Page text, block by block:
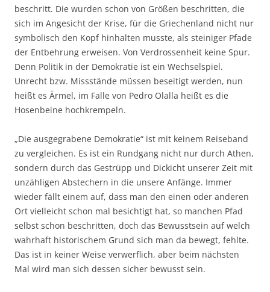
beschritt. Die wurden schon von Größen beschritten, die
sich im Angesicht der Krise, für die Griechenland nicht nur
symbolisch den Kopf hinhalten musste, als steiniger Pfade
der Entbehrung erweisen. Von Verdrossenheit keine Spur.
Denn Politik in der Demokratie ist ein Wechselspiel.
Unrecht bzw. Missstände müssen beseitigt werden, nun
heißt es Ärmel, im Falle von Pedro Olalla heißt es die
Hosenbeine hochkrempeln.
„Die ausgegrabene Demokratie“ ist mit keinem Reiseband
zu vergleichen. Es ist ein Rundgang nicht nur durch Athen,
sondern durch das Gestrüpp und Dickicht unserer Zeit mit
unzähligen Abstechern in die unsere Anfänge. Immer
wieder fällt einem auf, dass man den einen oder anderen
Ort vielleicht schon mal besichtigt hat, so manchen Pfad
selbst schon beschritten, doch das Bewusstsein auf welch
wahrhaft historischem Grund sich man da bewegt, fehlte.
Das ist in keiner Weise verwerflich, aber beim nächsten
Mal wird man sich dessen sicher bewusst sein.